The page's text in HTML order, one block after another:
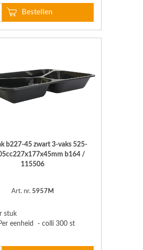
b227-45 zwart 3-vaks 525-
b164 /
115506
Art. nr. 5957M
stuk
eenheid - colli 300 st